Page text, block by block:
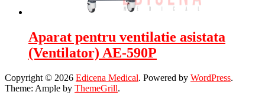
Aparat pentru ventilatie asistata
(Ventilator) AE-590P
Copyright © 2026 Edicena Medical. Powered by WordPress.
Theme: Ample by ThemeGrill.